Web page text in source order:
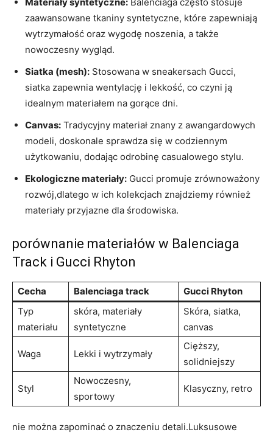
zaawansowane tkaniny syntetyczne, które zapewniają
wytrzymałość oraz wygodę noszenia, a także
nowoczesny wygląd.
Siatka (mesh): Stosowana w sneakersach Gucci,
siatka zapewnia wentylację i lekkość, co czyni ją
idealnym materiałem na gorące dni.
Canvas: Tradycyjny materiał znany z awangardowych
modeli, doskonale sprawdza się w codziennym
użytkowaniu, dodając odrobinę casualowego stylu.
Ekologiczne materiały: Gucci promuje zrównoważony
rozwój,dlatego w ich kolekcjach znajdziemy również
materiały przyjazne dla środowiska.
porównanie materiałów w Balenciaga
Track i Gucci Rhyton
Cecha Balenciaga track
Gucci Rhyton
Typ
materiału
skóra, materiały
syntetyczne
Skóra, siatka,
canvas
Waga Lekki i wytrzymały
Cięższy,
solidniejszy
Styl
Nowoczesny,
sportowy
Klasyczny, retro
nie można zapominać o znaczeniu detali.Luksusowe